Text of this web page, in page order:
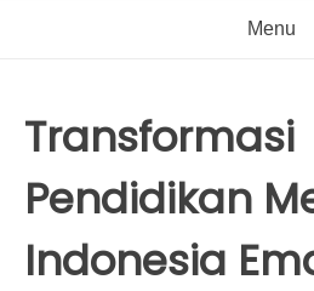
Menu
Transformasi
Pendidikan
Indonesia